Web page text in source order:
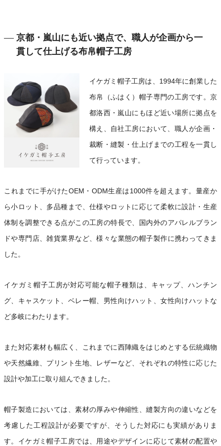
京都・嵐山にも近い拠点で、職人が企画から一
貫して仕上げる布帛帽子工房
イケガミ帽子工房は、1994年に創業した
布帛（ふはく）帽子専門の工房です。京
都洛西・嵐山にもほど近い場所に拠点を
構え、自社工房において、職人が企画・
裁断・縫製・仕上げまでの工程を一貫し
て行っています。
これまでに手がけたOEM・ODM生産は1000件を超えます。量産か
ら小ロット、多品種まで、仕様やロットに応じて柔軟に設計・生産
体制を調整できる点がこの工房の特長で、国内外のアパレルブラン
ドや専門店、雑貨業界など、様々な業態の帽子製作に携わってきま
した。
イケガミ帽子工房が対応可能な帽子種類は、キャップ、ハンチン
グ、キャスケット、ベレー帽、男性向けハット、女性向けハットな
ど多岐にわたります。
また対応素材も幅広く、これまでに西陣織をはじめとする伝統織物
や天然繊維、プリント生地、レザーなど、それぞれの特性に応じた
設計や加工に取り組んできました。
帽子製造においては、素材の厚みや伸縮性、縫製方向の違いなどを
考慮した工程設計が必要ですが、そうした対応にも実績がありま
す。イケガミ帽子工房では、用途やデザインに応じて素材の配置や